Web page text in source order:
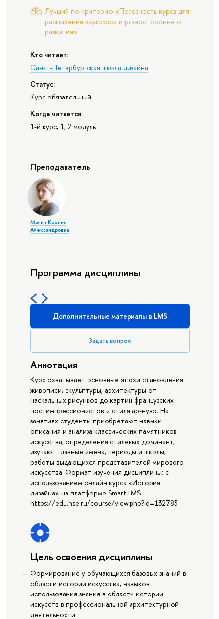
Лучший по критерию «Полезность курса для
расширения кругозора и разностороннего
развития»
Кто читает:
Санкт-Петербургская школа дизайна
Статус:
Курс обязательный
Когда читается:
1-й курс, 1, 2 модуль
Преподаватель
Малич Ксения
Александровна
Программа дисциплины
Дополнительные материалы в LMS
Задать вопрос
Аннотация
Курс охватывает основные эпохи становления
живописи, скульптуры, архитектуры от
наскальных рисунков до картин французских
постимпрессионистов и стиля ар-нуво. На
занятиях студенты приобретают навыки
описания и анализа классических памятников
искусства, определения стилевых доминант,
изучают главные имена, периоды и школы,
работы выдающихся представителей мирового
искусства. Формат изучения дисциплины: с
использованием онлайн курса «История
дизайна» на платформе Smart LMS
https://edu.hse.ru/course/view.php?id=132783
Цель освоения дисциплины
Формирование у обучающихся базовых знаний в
области истории искусства, навыков
использования знания в области истории
искусств в профессиональной архитектурной
деятельности.